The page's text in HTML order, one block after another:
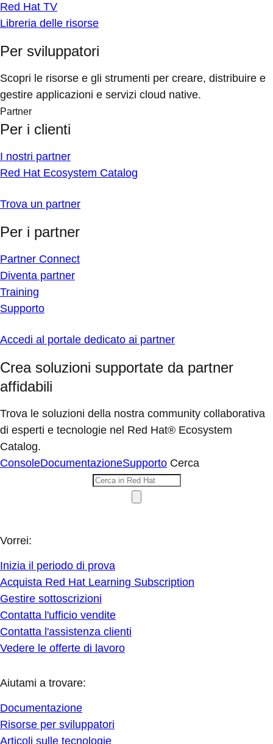
Red Hat TV
Libreria delle risorse
Per sviluppatori
Scopri le risorse e gli strumenti per creare, distribuire e
gestire applicazioni e servizi cloud native.
Partner
Per i clienti
I nostri partner
Red Hat Ecosystem Catalog
Trova un partner
Per i partner
Partner Connect
Diventa partner
Training
Supporto
Accedi al portale dedicato ai partner
Crea soluzioni supportate da partner
affidabili
Trova le soluzioni della nostra community collaborativa
di esperti e tecnologie nel Red Hat® Ecosystem
Catalog.
ConsoleDocumentazioneSupporto Cerca
Vorrei:
Inizia il periodo di prova
Acquista Red Hat Learning Subscription
Gestire sottoscrizioni
Contatta l'ufficio vendite
Contatta l'assistenza clienti
Vedere le offerte di lavoro
Aiutami a trovare:
Documentazione
Risorse per sviluppatori
Articoli sulle tecnologie